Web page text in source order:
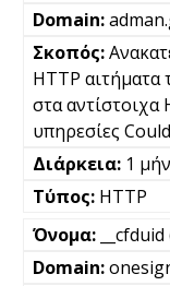
HTTP αιτήματα
στα αντίστοιχα
υπηρεσίες
1
HTTP